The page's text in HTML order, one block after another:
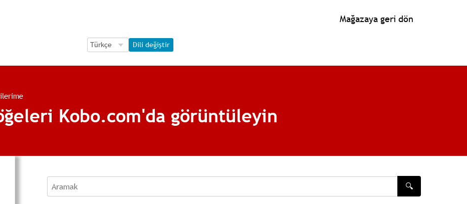
Mağazaya geri dön
Language Selection
Language Selection
Dili değiştir
Kobo.com'da görüntüleyin
Aramak
🔍